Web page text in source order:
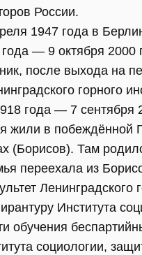
России.
1947 года в
— 9 октября 2000
после выхода на
горного
года — 7
жили в
(Борисов). Там
переехала из
Ленинградского
Института
обучения
социологии,